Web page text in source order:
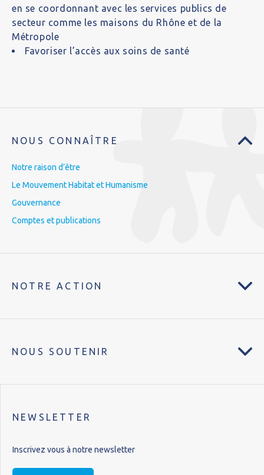
en se coordonnant avec les services publics de
secteur comme les maisons du Rhône et de la
Métropole
Favoriser l’accès aux soins de santé
NOUS CONNAÎTRE
Notre raison d’être
Le Mouvement Habitat et Humanisme
Gouvernance
Comptes et publications
NOTRE ACTION
NOUS SOUTENIR
NEWSLETTER
Inscrivez vous à notre newsletter